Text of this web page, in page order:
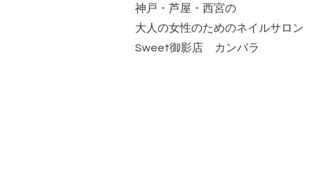
神戸・芦屋・西宮の
大人の女性のためのネイルサロン
Sweet御影店 カンバラ